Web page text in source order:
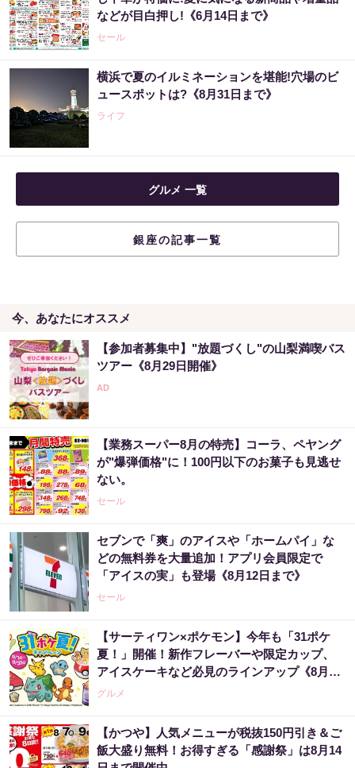
などが目白押し!《6月14日まで》
セール
横浜で夏のイルミネーションを堪能!穴場のビ
ュースポットは?《8月31日まで》
ライフ
グルメ 一覧
銀座の記事一覧
今、あなたにオススメ
【参加者募集中】"放題づくし"の山梨満喫バス
ツアー《8月29日開催》
【業務スーパー8月の特売】コーラ、ペヤング
が"爆弾価格"に！100円以下のお菓子も見逃せ
ない。
セール
セブンで「爽」のアイスや「ホームパイ」な
どの無料券を大量追加！アプリ会員限定で
「アイスの実」も登場《8月12日まで》
セール
【サーティワン×ポケモン】今年も「31ポケ
夏！」開催！新作フレーバーや限定カップ、
アイスケーキなど必見のラインアップ《8月1
日スタート》
グルメ
【かつや】人気メニューが税抜150円引き＆ご
飯大盛り無料！お得すぎる「感謝祭」は8月14